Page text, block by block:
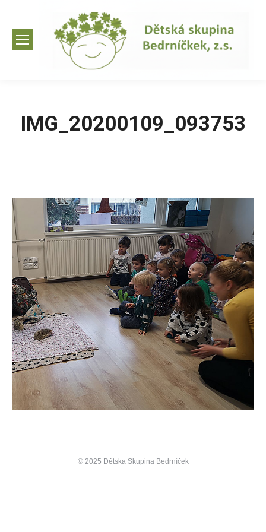
IMG_20200109_093753
© 2025 Dětska Skupina Bedrníček